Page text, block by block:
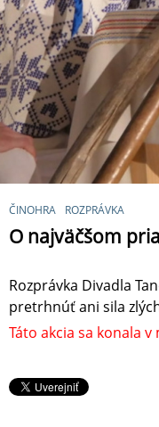
ČINOHRA ROZPRÁVKA
O najväčšom
Rozprávka Divadla
pretrhnúť ani sila
Táto akcia sa konala